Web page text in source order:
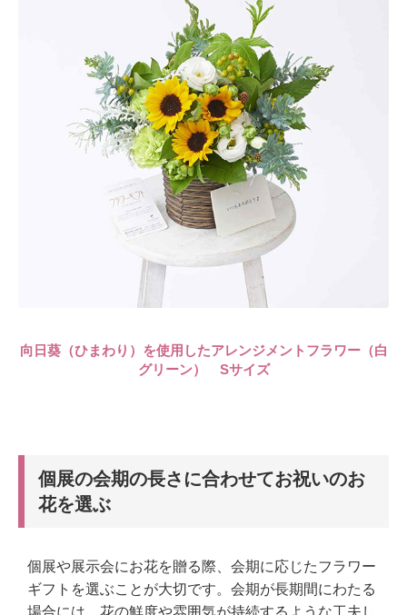
向日葵（ひまわり）を使用したアレンジメントフラワー（白
グリーン） Sサイズ
個展の会期の長さに合わせてお祝いのお
花を選ぶ
個展や展示会にお花を贈る際、会期に応じたフラワー
ギフトを選ぶことが大切です。会期が長期間にわたる